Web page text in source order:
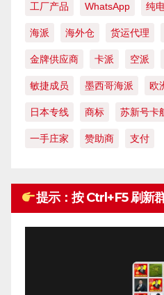
工厂产品 WhatsApp 纯
海派 海外仓 货运代理
金牌供应商 卡派 空派
敏捷成员 墨西哥海派 欧
日本专线 商标 苏新号卡
一手庄家 赞助商 支付
提示：按 Ctrl+F5 刷新